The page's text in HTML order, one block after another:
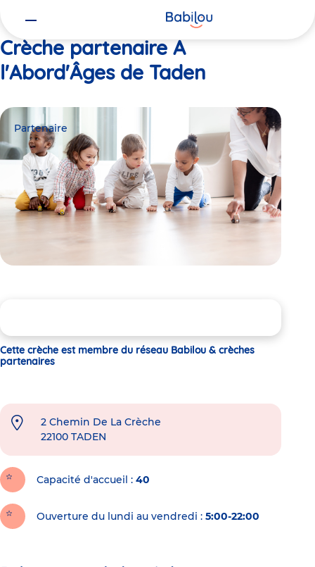
Crèche partenaire A
l'Abord'Âges de Taden
Partenaire
Cette crèche est membre du réseau Babilou & crèches
partenaires
2 Chemin De La Crèche
22100 TADEN
Capacité d'accueil 40
Ouverture du lundi au vendredi : 5:00-22:00